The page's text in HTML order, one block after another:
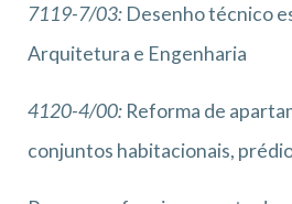
7119-7/03: Desenho técnico
Arquitetura e Engenharia
4120-4/00: Reforma de
conjuntos habitacionais,